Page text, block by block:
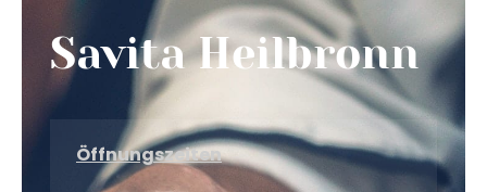
Savita Heilbronn
Öffnungszeiten